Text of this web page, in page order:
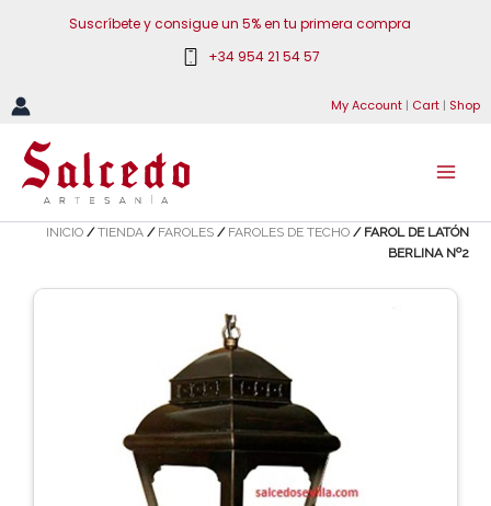
Suscríbete y consigue un 5% en tu primera compra
+34 954 21 54 57
My Account | Cart | Shop
INICIO /TIENDA / FAROLES / FAROLES DE TECHO / FAROL DE LATÓN
BERLINA Nº2